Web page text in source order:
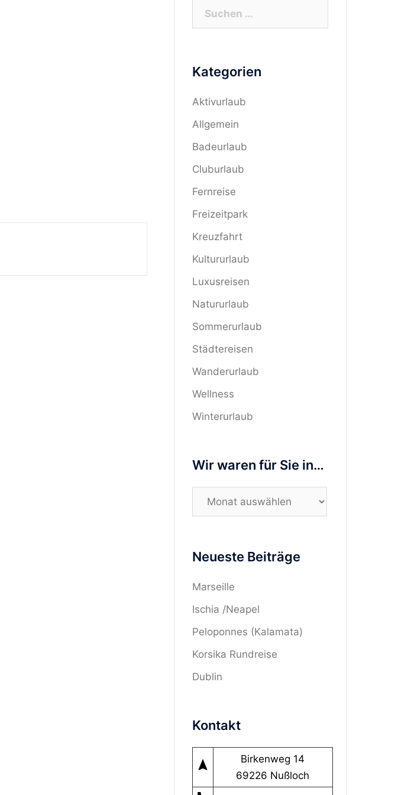
Suchen
Kategorien
Aktivurlaub
Allgemein
Badeurlaub
Cluburlaub
Fernreise
Freizeitpark
Kreuzfahrt
Kultururlaub
Luxusreisen
Natururlaub
Sommerurlaub
Städtereisen
Wanderurlaub
Wellness
Winterurlaub
Wir waren für Sie in…
Wir
in…
Neueste Beiträge
Marseille
Ischia /Neapel
Peloponnes (Kalamata)
Korsika Rundreise
Dublin
Kontakt
navigation
Birkenweg 14
69226 Nußloch